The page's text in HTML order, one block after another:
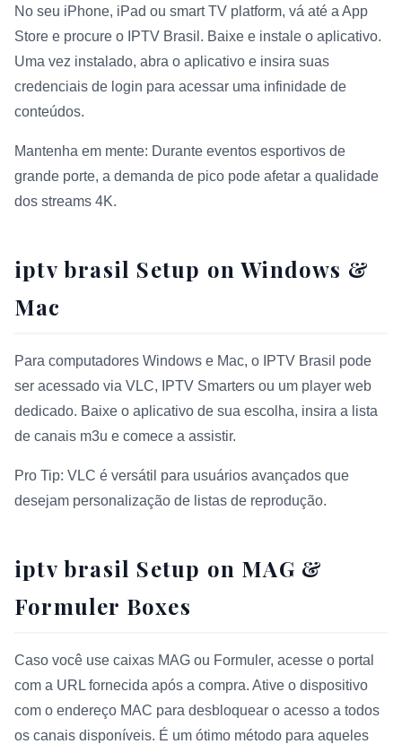
No seu iPhone, iPad ou smart TV platform, vá até a App
Store e procure o IPTV Brasil. Baixe e instale o aplicativo.
Uma vez instalado, abra o aplicativo e insira suas
credenciais de login para acessar uma infinidade de
conteúdos.
Mantenha em mente: Durante eventos esportivos de
grande porte, a demanda de pico pode afetar a qualidade
dos streams 4K.
iptv brasil Setup on Windows &
Mac
Para computadores Windows e Mac, o IPTV Brasil pode
ser acessado via VLC, IPTV Smarters ou um player web
dedicado. Baixe o aplicativo de sua escolha, insira a lista
de canais m3u e comece a assistir.
Pro Tip: VLC é versátil para usuários avançados que
desejam personalização de listas de reprodução.
iptv brasil Setup on MAG &
Formuler Boxes
Caso você use caixas MAG ou Formuler, acesse o portal
com a URL fornecida após a compra. Ative o dispositivo
com o endereço MAC para desbloquear o acesso a todos
os canais disponíveis. É um ótimo método para aqueles